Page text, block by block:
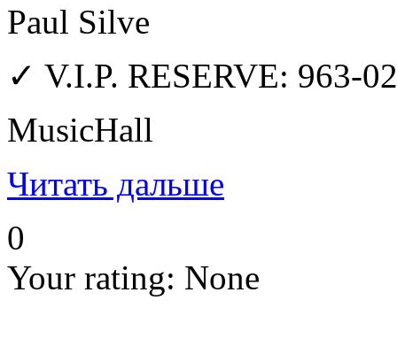
Paul Silve
✓ V.I.P. RESERVE: 963-
MusicHall
Читать дальше
0
Your rating: None